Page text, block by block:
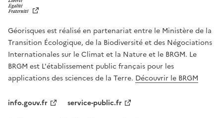
T
É
,
É
G
A
L
Géorisques est réalisé en partenariat entre le Ministère de la
Transition Écologique, de la Biodiversité et des Négociations
Internationales sur le Climat et la Nature et le BRGM. Le
BRGM est L'établissement public français pour les
applications des sciences de la Terre. Découvrir le BRGM
info.gouv.fr
service-public.fr